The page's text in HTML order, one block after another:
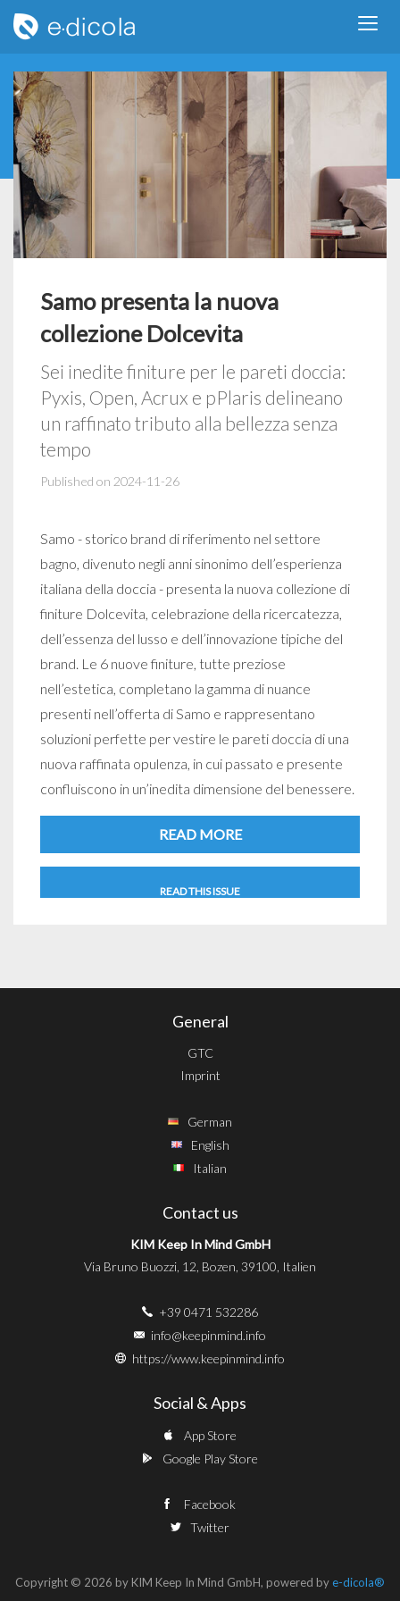
Samo presenta la nuova
collezione Dolcevita
Sei inedite finiture per le pareti doccia:
Pyxis, Open, Acrux e pPlaris delineano
un raffinato tributo alla bellezza senza
tempo
Published on 2024-11-26
Samo - storico brand di riferimento nel settore
bagno, divenuto negli anni sinonimo dell’esperienza
italiana della doccia - presenta la nuova collezione di
finiture Dolcevita, celebrazione della ricercatezza,
dell’essenza del lusso e dell’innovazione tipiche del
brand. Le 6 nuove finiture, tutte preziose
nell’estetica, completano la gamma di nuance
presenti nell’offerta di Samo e rappresentano
soluzioni perfette per vestire le pareti doccia di una
nuova raffinata opulenza, in cui passato e presente
confluiscono in un’inedita dimensione del benessere.
READ MORE
READ THIS ISSUE
General
GTC
Imprint
German
English
Italian
Contact us
KIM Keep In Mind GmbH
Via Bruno Buozzi, 12, Bozen, 39100, Italien
+39 0471 532286
info@keepinmind.info
https://www.keepinmind.info
Social & Apps
App Store
Google Play Store
Facebook
Twitter
Copyright © 2026 by KIM Keep In Mind GmbH, powered bye-dicola®